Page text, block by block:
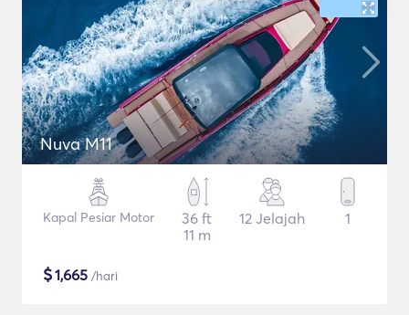
Nuva M11
Kapal Pesiar Motor
36 ft
11 m
12 Jelajah 1
$1,665 /hari